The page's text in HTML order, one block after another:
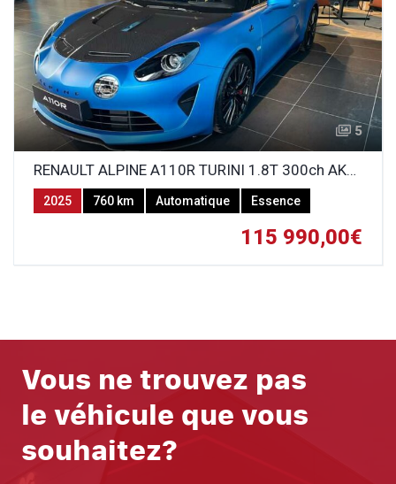
5
RENAULT ALPINE A110R TURINI 1.8T 300ch AKRAPOVIC
115 990,00€
2025 760 km Automatique Essence
Vous ne trouvez pas
le véhicule que vous
souhaitez?